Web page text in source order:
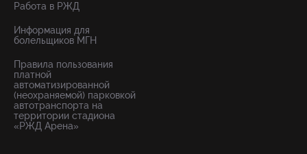
Работа в РЖД
Информация для
болельщиков МГН
Правила пользования
платной
автоматизированной
(неохраняемой) парковкой
автотранспорта на
территории стадиона
«РЖД Арена»